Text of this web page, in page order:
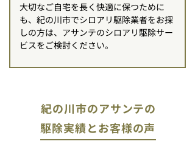
大切なご自宅を長く快適に保つために
も、紀の川市でシロアリ駆除業者をお探
しの方は、アサンテのシロアリ駆除サー
ビスをご検討ください。
紀の川市のアサンテの
駆除実績とお客様の声